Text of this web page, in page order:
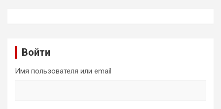
Войти
Имя пользователя или email